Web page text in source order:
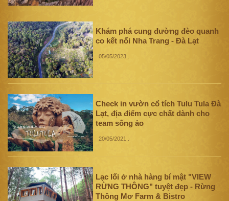
Khám phá cung đường đèo quanh
co kết nối Nha Trang - Đà Lạt
05/05/2023
Check in vườn cổ tích Tulu Tula Đà
Lạt, địa điểm cực chất dành cho
team sống ảo
20/05/2021
Lạc lối ở nhà hàng bí mật "VIEW
RỪNG THÔNG" tuyệt đẹp - Rừng
Thông Mơ Farm & Bistro